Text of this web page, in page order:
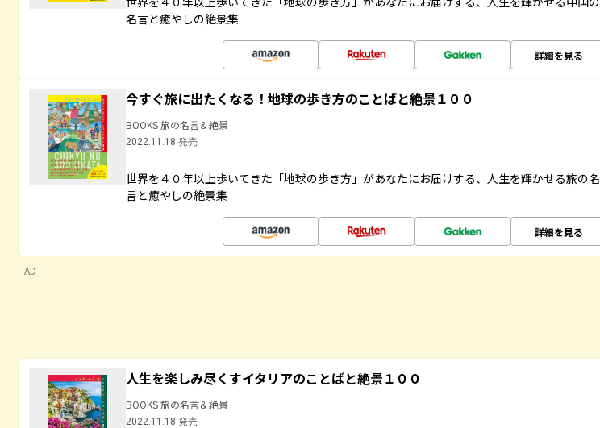
名言と癒やしの絶景集
詳細を見る
今すぐ旅に出たくなる！地球の歩き方のことばと絶景１００
BOOKS 旅の名言＆絶景
2022.11.18 発売
世界を４０年以上歩いてきた「地球の歩き方」があなたにお届けする、人生を輝かせる旅の名
言と癒やしの絶景集
詳細を見る
AD
人生を楽しみ尽くすイタリアのことばと絶景１００
BOOKS 旅の名言＆絶景
2022.11.18 発売